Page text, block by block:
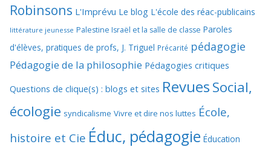
Robinsons L'Imprévu Le blog L'école des réac-publicains
littérature jeunesse Palestine Israël et la salle de classe Paroles
d'élèves, pratiques de profs, J. Triguel Précarité pédagogie
Pédagogie de la philosophie Pédagogies critiques
Questions de clique(s) : blogs et sites RevuesSocial,
écologie syndicalisme Vivre et dire nos luttes École,
histoire et Cie Éduc, pédagogie Éducation